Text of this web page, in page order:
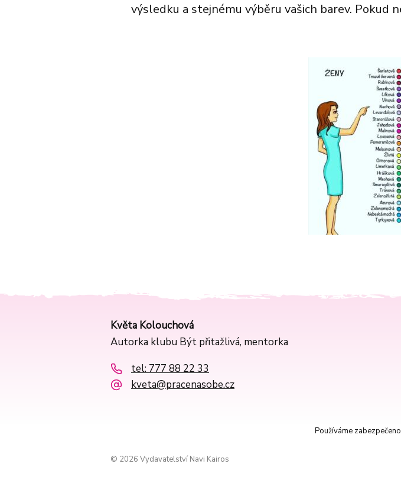
výsledku a stejnému výběru vašich barev. Pokud
Květa Kolouchová
Autorka klubu Být přitažlivá, mentorka
tel: 777 88 22 33
kveta@pracenasobe.cz
Používáme
© 2026 Vydavatelství Navi Kairos